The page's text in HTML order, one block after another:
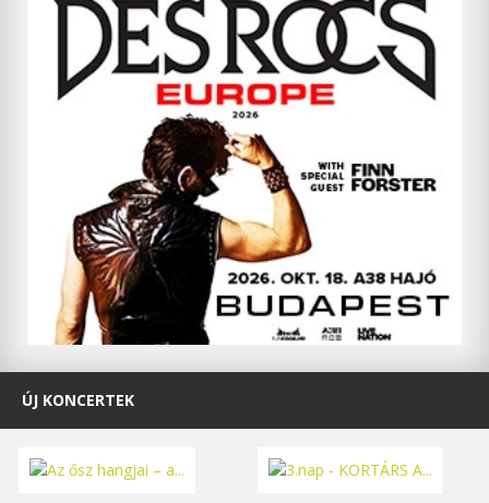
ÚJ KONCERTEK